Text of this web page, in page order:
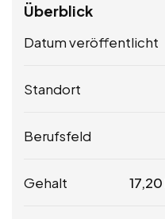
Überblick
Datum veröffentlicht
Standort
Berufsfeld
Gehalt 17,20